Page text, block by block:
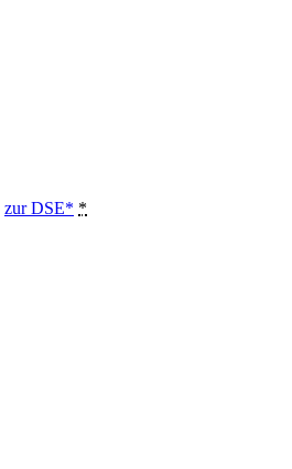
zur DSE* *